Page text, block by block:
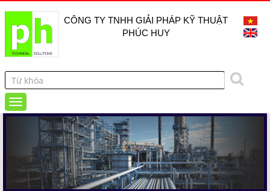
CÔNG TY TNHH GIẢI PHÁP KỸ THUẬT
PHÚC HUY